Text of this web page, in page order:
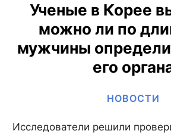
Ученые в Корее
можно ли по
мужчины
его
НОВОСТИ
Исследователи решили